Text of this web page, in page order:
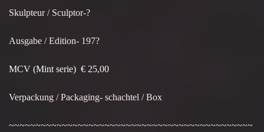
Skulpteur / Sculptor-?
Ausgabe / Edition- 197?
MCV (Mint serie) € 25,00
Verpackung / Packaging- schachtel / Box
~~~~~~~~~~~~~~~~~~~~~~~~~~~~~~~~~~~~~~~~~~~~~~